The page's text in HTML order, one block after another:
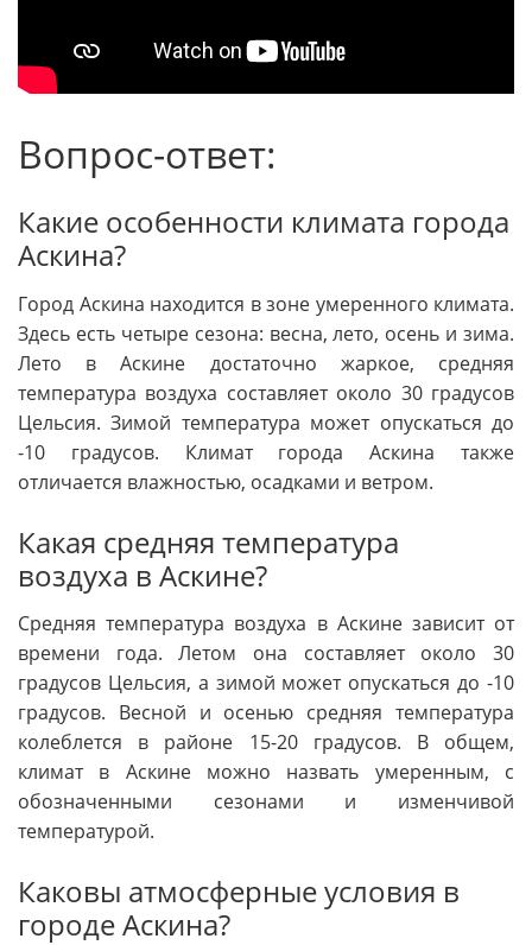
Вопрос-ответ:
Какие особенности климата города
Аскина?
Город Аскина находится в зоне умеренного климата.
Здесь есть четыре сезона: весна, лето, осень и зима.
Лето в Аскине достаточно жаркое, средняя
температура воздуха составляет около 30 градусов
Цельсия. Зимой температура может опускаться до
-10 градусов. Климат города Аскина также
отличается влажностью, осадками и ветром.
Какая средняя температура
воздуха в Аскине?
Средняя температура воздуха в Аскине зависит от
времени года. Летом она составляет около 30
градусов Цельсия, а зимой может опускаться до -10
градусов. Весной и осенью средняя температура
колеблется в районе 15-20 градусов. В общем,
климат в Аскине можно назвать умеренным, с
обозначенными сезонами и изменчивой
температурой.
Каковы атмосферные условия в
городе Аскина?